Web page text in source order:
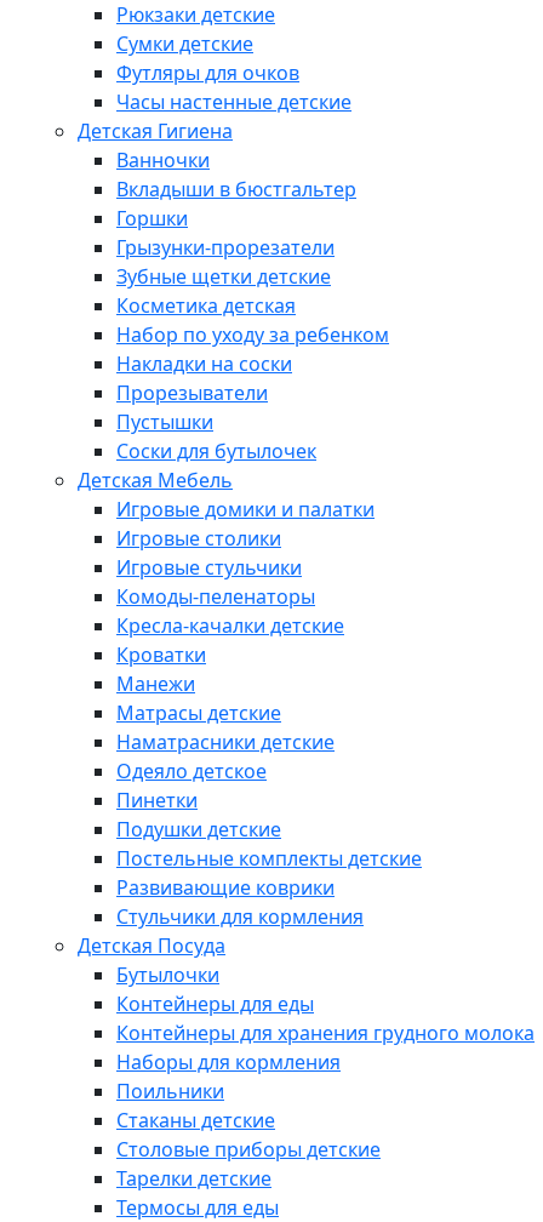
Рюкзаки детские
Сумки детские
Футляры для очков
Часы настенные детские
Детская Гигиена
Ванночки
Вкладыши в бюстгальтер
Горшки
Грызунки-прорезатели
Зубные щетки детские
Косметика детская
Набор по уходу за ребенком
Накладки на соски
Прорезыватели
Пустышки
Соски для бутылочек
Детская Мебель
Игровые домики и палатки
Игровые столики
Игровые стульчики
Комоды-пеленаторы
Кресла-качалки детские
Кроватки
Манежи
Матрасы детские
Наматрасники детские
Одеяло детское
Пинетки
Подушки детские
Постельные комплекты детские
Развивающие коврики
Стульчики для кормления
Детская Посуда
Бутылочки
Контейнеры для еды
Контейнеры для хранения грудного молока
Наборы для кормления
Поильники
Стаканы детские
Столовые приборы детские
Тарелки детские
Термосы для еды